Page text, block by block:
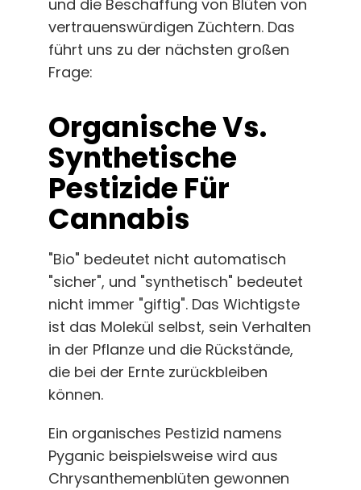
und die Beschaffung von Blüten von
vertrauenswürdigen Züchtern. Das
führt uns zu der nächsten großen
Frage:
Organische Vs.
Synthetische
Pestizide Für
Cannabis
"Bio" bedeutet nicht automatisch
"sicher", und "synthetisch" bedeutet
nicht immer "giftig". Das Wichtigste
ist das Molekül selbst, sein Verhalten
in der Pflanze und die Rückstände,
die bei der Ernte zurückbleiben
können.
Ein organisches Pestizid namens
Pyganic beispielsweise wird aus
Chrysanthemenblüten gewonnen